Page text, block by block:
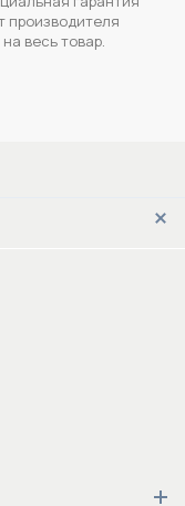
производителя
на весь товар.